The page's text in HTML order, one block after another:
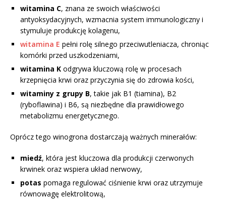
witamina C, znana ze swoich właściwości
antyoksydacyjnych, wzmacnia system immunologiczny i
stymuluje produkcję kolagenu,
witamina E pełni rolę silnego przeciwutleniacza, chroniąc
komórki przed uszkodzeniami,
witamina K odgrywa kluczową rolę w procesach
krzepnięcia krwi oraz przyczynia się do zdrowia kości,
witaminy z grupy B, takie jak B1 (tiamina), B2
(ryboflawina) i B6, są niezbędne dla prawidłowego
metabolizmu energetycznego.
Oprócz tego winogrona dostarczają ważnych minerałów:
miedź, która jest kluczowa dla produkcji czerwonych
krwinek oraz wspiera układ nerwowy,
potas pomaga regulować ciśnienie krwi oraz utrzymuje
równowagę elektrolitową,